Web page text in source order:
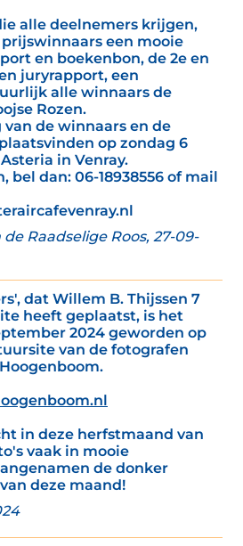
alle deelnemers krijgen,
een mooie
en boekenbon, de 2e en
juryrapport, een
alle winnaars de
Rozen.
de winnaars en de
op zondag 6
in Venray.
bel dan: 06-18938556 of mail
Raadselige Roos, 27-09-
dat Willem B. Thijssen 7
heeft geplaatst, is het
2024 geworden op
van de fotografen
in deze herfstmaand van
vaak in mooie
de donker
deze maand!